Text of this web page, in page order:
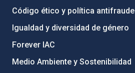
Código ético y política antifraude
Igualdad y diversidad de género
Forever IAC
Medio Ambiente y Sostenibilidad